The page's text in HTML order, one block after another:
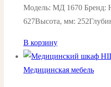
Модель: MД 1670
627Высота, мм:
В корзину
Медицинская мебель